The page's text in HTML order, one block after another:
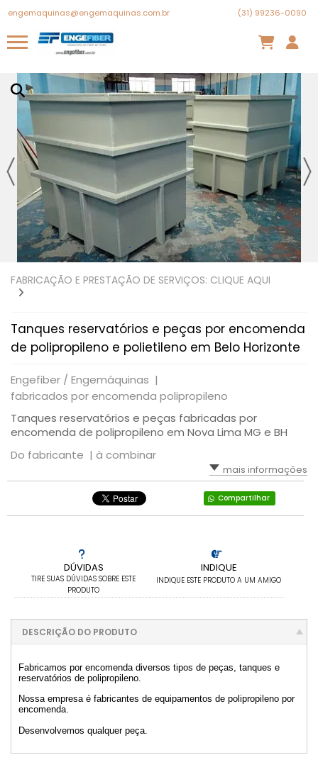
engemaquinas@engemaquinas.com.br (31) 99236-0090
FABRICAÇÃO E PRESTAÇÃO DE SERVIÇOS: CLIQUE AQUI
Tanques reservatórios e peças por encomenda
de polipropileno e polietileno em Belo Horizonte
Engefiber / Engemáquinas |
fabricados por encomenda polipropileno
Tanques reservatórios e peças fabricadas por
encomenda de polipropileno em Nova Lima MG e BH
Do fabricante | à combinar
mais informações
Compartilhar
DÚVIDAS
TIRE SUAS DÚVIDAS SOBRE ESTE
PRODUTO
INDIQUE
INDIQUE ESTE PRODUTO A UM AMIGO
DESCRIÇÃO DO PRODUTO
Fabricamos por encomenda diversos tipos de peças, tanques e
reservatórios de polipropileno.
Nossa empresa é fabricantes de equipamentos de polipropileno por
encomenda.
Desenvolvemos qualquer peça.